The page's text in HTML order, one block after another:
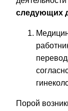
следующих
Порой